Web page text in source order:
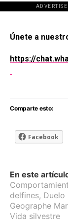
Únete a
https://
Comparte esto:
Facebook
En este
delfines, Duelo
Geographe
Vida silvestre